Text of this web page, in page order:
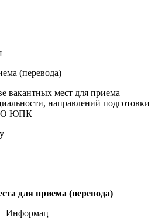
(перевода)
вакантных мест для приема
направлений подготовки
ЮПК
для приема (перевода)
Информац